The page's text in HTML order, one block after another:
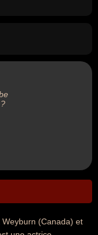
(Canada) et